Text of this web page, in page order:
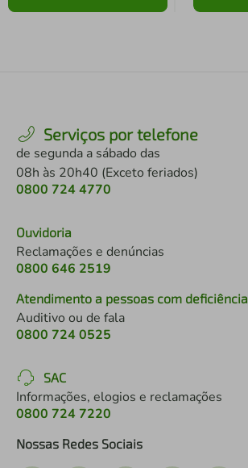
Serviços por telefone
de segunda a sábado das
08h às 20h40 (Exceto feriados)
0800 724 4770
Ouvidoria
Reclamações e denúncias
0800 646 2519
Atendimento a pessoas com deficiência
Auditivo ou de fala
0800 724 0525
SAC
Informações, elogios e reclamações
0800 724 7220
Nossas Redes Sociais